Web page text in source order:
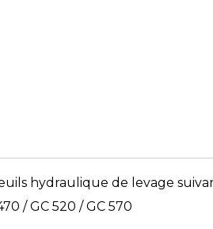
hydraulique de levage
/ GC 520 / GC 570